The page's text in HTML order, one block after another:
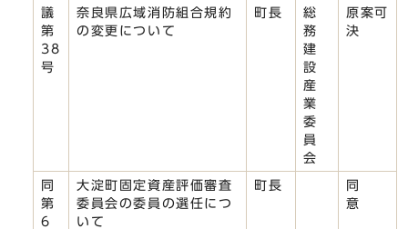
議
第
38
号
奈良県広域消防組合規約
の変更について
町長
総
務
建
設
産
業
委
員
会
原案可
決
同
第
6
大淀町固定資産評価審査
委員会の委員の選任につ
いて
町長
同
意